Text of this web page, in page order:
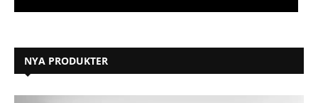
NYA PRODUKTER